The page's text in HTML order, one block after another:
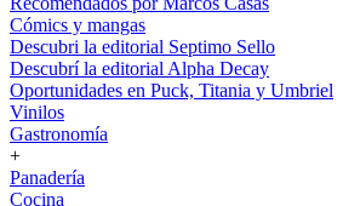
Cómics y mangas
Descubri la editorial Septimo Sello
Descubrí la editorial Alpha Decay
Oportunidades en Puck, Titania y Umbriel
Vinilos
Gastronomía
+
Panadería
Cocina